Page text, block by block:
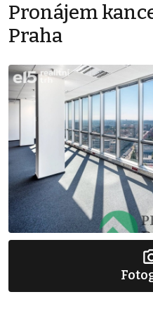
Pronájem
Praha